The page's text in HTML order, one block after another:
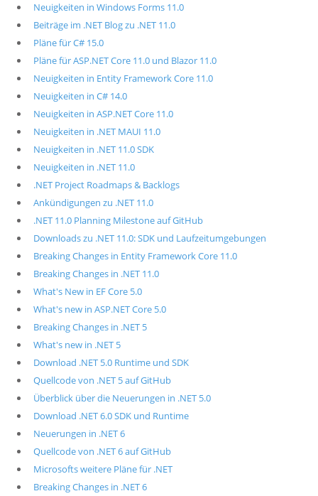
Neuigkeiten in Windows Forms 11.0
Beiträge im .NET Blog zu .NET 11.0
Pläne für C# 15.0
Pläne für ASP.NET Core 11.0 und Blazor 11.0
Neuigkeiten in Entity Framework Core 11.0
Neuigkeiten in C# 14.0
Neuigkeiten in ASP.NET Core 11.0
Neuigkeiten in .NET MAUI 11.0
Neuigkeiten in .NET 11.0 SDK
Neuigkeiten in .NET 11.0
.NET Project Roadmaps & Backlogs
Ankündigungen zu .NET 11.0
.NET 11.0 Planning Milestone auf GitHub
Downloads zu .NET 11.0: SDK und Laufzeitumgebungen
Breaking Changes in Entity Framework Core 11.0
Breaking Changes in .NET 11.0
What's New in EF Core 5.0
What's new in ASP.NET Core 5.0
Breaking Changes in .NET 5
What's new in .NET 5
Download .NET 5.0 Runtime und SDK
Quellcode von .NET 5 auf GitHub
Überblick über die Neuerungen in .NET 5.0
Download .NET 6.0 SDK und Runtime
Neuerungen in .NET 6
Quellcode von .NET 6 auf GitHub
Microsofts weitere Pläne für .NET
Breaking Changes in .NET 6